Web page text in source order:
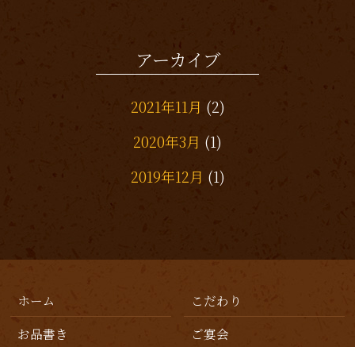
東尾久三丁目居酒屋アーカイブ
2021年11月 (2)
2020年3月 (1)
2019年12月 (1)
2019年6月(2)
ホーム
こだわり
お品書き
ご宴会